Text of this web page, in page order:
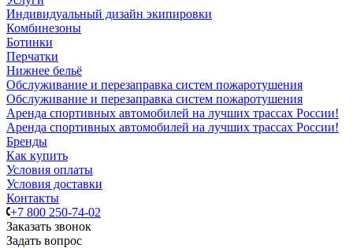
Индивидуальный дизайн экипировки
Комбинезоны
Ботинки
Перчатки
Нижнее бельё
Обслуживание и перезаправка систем пожаротушения
Обслуживание и перезаправка систем пожаротушения
Аренда спортивных автомобилей на лучших трассах России!
Аренда спортивных автомобилей на лучших трассах России!
Бренды
Как купить
Условия оплаты
Условия доставки
Контакты
+7 800 250-74-02
Заказать звонок
Задать вопрос